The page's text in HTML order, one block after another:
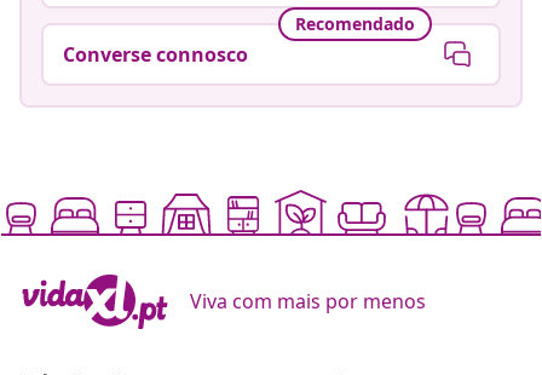
Viva com mais por menos
Métodos de pagamento suportados
Junte-se a mais de 700 000 compradores que recebem
ofertas semanais, promoções sazonais e novidades da